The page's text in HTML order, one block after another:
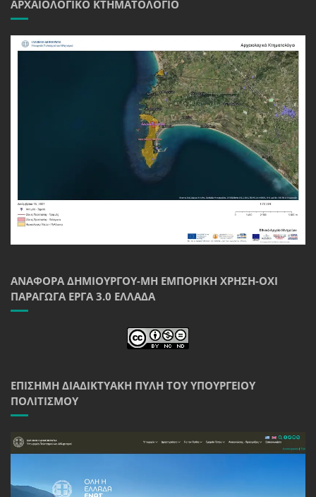
ΑΡΧΑΙΟΛΟΓΙΚΌ ΚΤΗΜΑΤΟΛΌΓΙΟ
ΑΝΑΦΟΡΆ ΔΗΜΙΟΥΡΓΟΎ-ΜΗ ΕΜΠΟΡΙΚΉ ΧΡΉΣΗ-ΌΧΙ
ΠΑΡΆΓΩΓΑ ΈΡΓΑ 3.0 ΕΛΛΆΔΑ
ΕΠΊΣΗΜΗ ΔΙΑΔΙΚΤΥΑΚΉ ΠΎΛΗ ΤΟΥ ΥΠΟΥΡΓΕΊΟΥ
ΠΟΛΙΤΙΣΜΟΎ